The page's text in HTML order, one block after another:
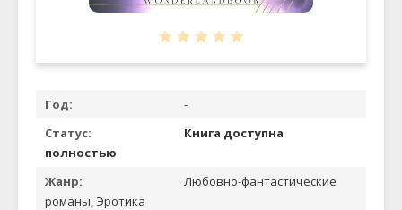
Год:
-
Статус:
Книга доступна
полностью
Жанр:
Любовно-фантастические
романы, Эротика